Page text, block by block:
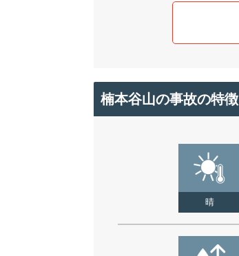
楠本谷山の事故の特徴
晴